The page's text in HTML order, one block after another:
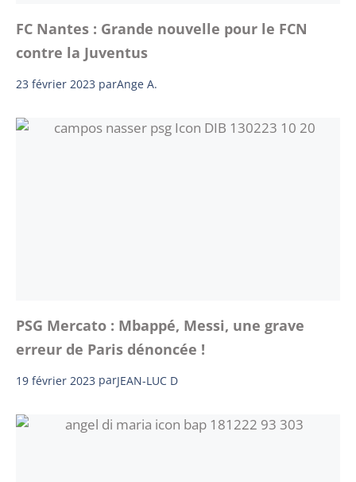
FC Nantes : Grande nouvelle pour le FCN
contre la Juventus
23 février 2023 parAnge A.
PSG Mercato : Mbappé, Messi, une grave
erreur de Paris dénoncée !
19 février 2023 parJEAN-LUC D